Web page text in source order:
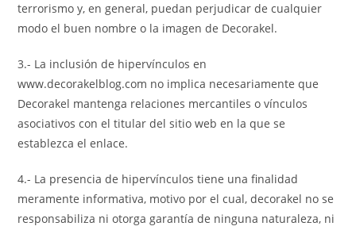
terrorismo y, en general, puedan perjudicar de cualquier
modo el buen nombre o la imagen de Decorakel.
3.- La inclusión de hipervínculos en
www.decorakelblog.com no implica necesariamente que
Decorakel mantenga relaciones mercantiles o vínculos
asociativos con el titular del sitio web en la que se
establezca el enlace.
4.- La presencia de hipervínculos tiene una finalidad
meramente informativa, motivo por el cual, decorakel no se
responsabiliza ni otorga garantía de ninguna naturaleza, ni